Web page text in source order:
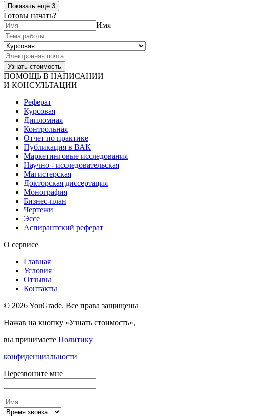
Показать ещё 3
Готовы начать?
Имя
ПОМОЩЬ В НАПИСАНИИ
И КОНСУЛЬТАЦИИ
Реферат
Курсовая
Дипломная
Контрольная
Отчет по практике
Публикация в ВАК
Маркетинговые исследования
Научно - исследовательская
Магистерская
Докторская диссертация
Монография
Бизнес-план
Чертежи
Эссе
Аспирантский реферат
О сервисе
Главная
Условия
Отзывы
Контакты
© 2026 YouGrade. Все права защищены
Нажав на кнопку «Узнать стоимость»,
вы принимаете Политику
конфиденциальности
Перезвоните мне